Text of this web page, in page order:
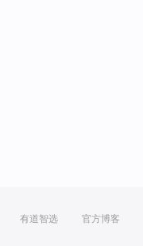
有道智选 官方博客